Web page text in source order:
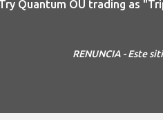
Try Quantum OU trading as
RENUNCIA - Este